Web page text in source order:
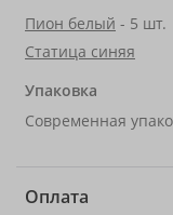
Пион белый - 5 шт.
Статица синяя
Упаковка
Современная
Оплата